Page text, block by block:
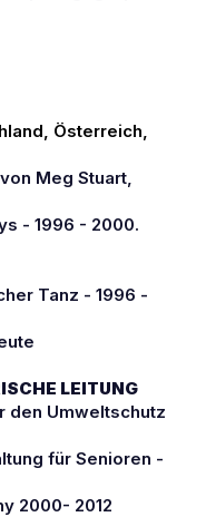
Österreich,
Meg Stuart,
- 1996 - 2000.
Tanz - 1996 -
LEITUNG
den Umweltschutz
für Senioren -
2000- 2012